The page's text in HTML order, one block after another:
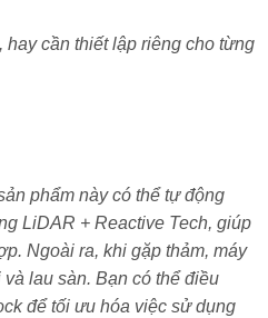
hữu lực hút 18.500Pa, giúp xử lý
này nổi bật với giẻ lau xoay
để lại vệt. Robot cũng có khả
luôn khô và được bảo vệ tốt.
có thú cưng. Sản phẩm đi kèm
cần thiết lập riêng cho từng
phẩm này có thể tự động
LiDAR + Reactive Tech, giúp
Ngoài ra, khi gặp thảm, máy
lau sàn. Bạn có thể điều
để tối ưu hóa việc sử dụng